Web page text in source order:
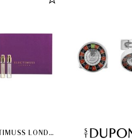
ELECTIMUSS LONDON